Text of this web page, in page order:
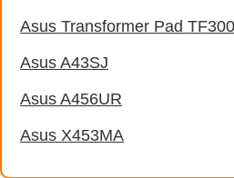
Asus Transformer Pad
Asus A43SJ
Asus A456UR
Asus X453MA